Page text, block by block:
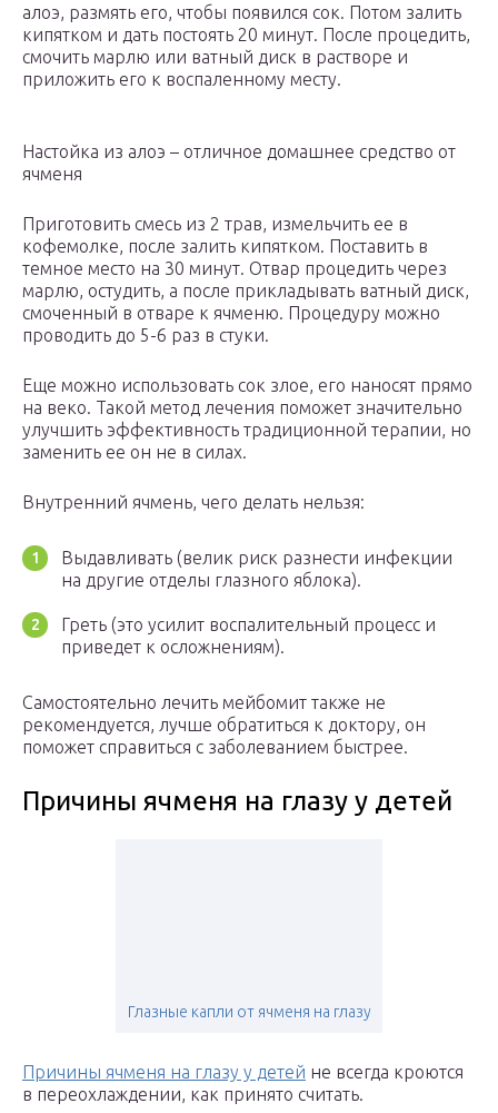
алоэ, размять его, чтобы появился сок. Потом залить
кипятком и дать постоять 20 минут. После процедить,
смочить марлю или ватный диск в растворе и
приложить его к воспаленному месту.
Настойка из алоэ – отличное домашнее средство от
ячменя
Приготовить смесь из 2 трав, измельчить ее в
кофемолке, после залить кипятком. Поставить в
темное место на 30 минут. Отвар процедить через
марлю, остудить, а после прикладывать ватный диск,
смоченный в отваре к ячменю. Процедуру можно
проводить до 5-6 раз в стуки.
Еще можно использовать сок злое, его наносят прямо
на веко. Такой метод лечения поможет значительно
улучшить эффективность традиционной терапии, но
заменить ее он не в силах.
Внутренний ячмень, чего делать нельзя:
Выдавливать (велик риск разнести инфекции
на другие отделы глазного яблока).
Греть (это усилит воспалительный процесс и
приведет к осложнениям).
Самостоятельно лечить мейбомит также не
рекомендуется, лучше обратиться к доктору, он
поможет справиться с заболеванием быстрее.
Причины ячменя на глазу у детей
Глазные капли от ячменя на глазу
Причины ячменя на глазу у детей не всегда кроются
в переохлаждении, как принято считать.